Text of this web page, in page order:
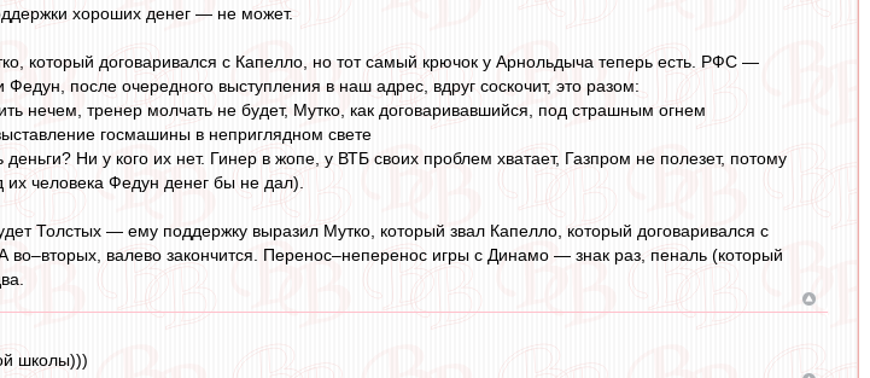
хороших денег — не может.
который договаривался с Капелло, но тот самый крючок у Арнольдыча теперь есть. РФС —
после очередного выступления в наш адрес, вдруг соскочит, это разом:
нечем, тренер молчать не будет, Мутко, как договаривавшийся, под страшным огнем
госмашины в неприглядном свете
Ни у кого их нет. Гинер в жопе, у ВТБ своих проблем хватает, Газпром не полезет, потому
человека Федун денег бы не дал).
Толстых — ему поддержку выразил Мутко, который звал Капелло, который договаривался с
во–вторых, валево закончится. Перенос–неперенос игры с Динамо — знак раз, пеналь (который
школы)))